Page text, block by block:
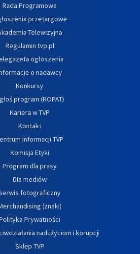
Rada Programowa
przetargowe
Telewizyjna
Regulamin tvp.pl
ogłoszenia
o nadawcy
Konkursy
program (ROPAT)
Kariera w TVP
Kontakt
informacji TVP
Komisja Etyki
Program dla prasy
Dla mediów
fotograficzny
(znaki)
Prywatności
nadużyciom i korupcji
Sklep TVP